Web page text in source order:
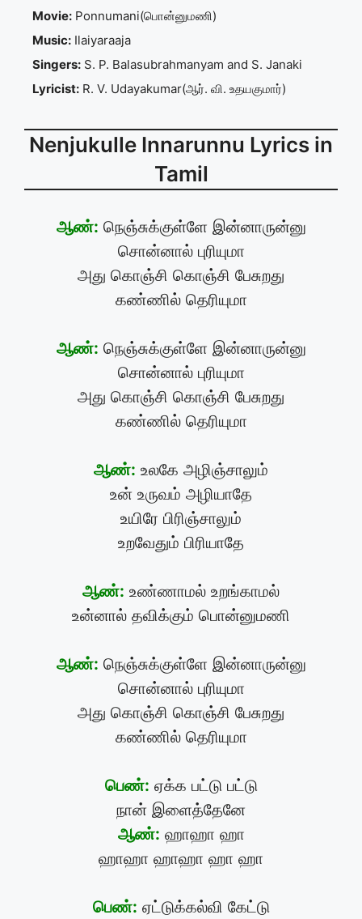
Movie: Ponnumani(பொன்னுமணி)
Music: Ilaiyaraaja
Singers: S. P. Balasubrahmanyam and S. Janaki
Lyricist: R. V. Udayakumar(ஆர். வி. உதயகுமார்)
Nenjukulle Innarunnu Lyrics in
Tamil
ஆண்: நெஞ்சுக்குள்ளே இன்னாருன்னு
சொன்னால் புரியுமா
அது கொஞ்சி கொஞ்சி பேசுறது
கண்ணில் தெரியுமா
ஆண்: நெஞ்சுக்குள்ளே இன்னாருன்னு
சொன்னால் புரியுமா
அது கொஞ்சி கொஞ்சி பேசுறது
கண்ணில் தெரியுமா
ஆண்: உலகே அழிஞ்சாலும்
உன் உருவம் அழியாதே
உயிரே பிரிஞ்சாலும்
உறவேதும் பிரியாதே
ஆண்: உண்ணாமல் உறங்காமல்
உன்னால் தவிக்கும் பொன்னுமணி
ஆண்: நெஞ்சுக்குள்ளே இன்னாருன்னு
சொன்னால் புரியுமா
அது கொஞ்சி கொஞ்சி பேசுறது
கண்ணில் தெரியுமா
பெண்: ஏக்க பட்டு பட்டு
நான் இளைத்தேனே
ஆண்: ஹாஹா ஹா
ஹாஹா ஹாஹா ஹா ஹா
பெண்: ஏட்டுக்கல்வி கேட்டு